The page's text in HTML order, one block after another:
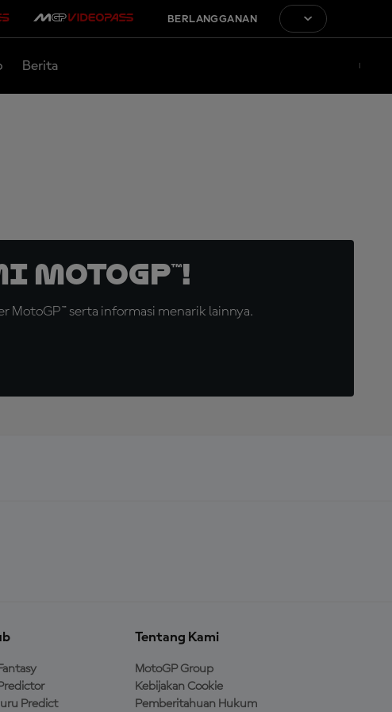
BERLANGGANAN
Berita
MotoGP™!
MotoGP™ serta informasi menarik lainnya.
Predict
Tentang Kami
MotoGP Group
Kebijakan Cookie
Pemberitahuan Hukum